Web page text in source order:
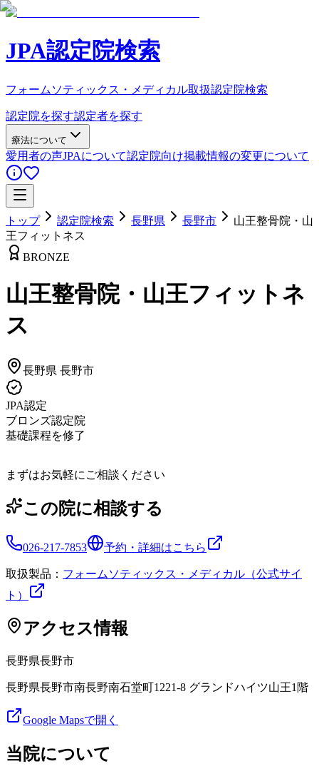
JPA認定院検索
フォームソティックス・メディカル取扱認定院検索
認定院を探す認定者を探す
療法について
愛用者の声JPAについて認定院向け掲載情報の変更について
トップ 認定院検索 長野県 長野市
山王整骨院・山
王フィットネス
BRONZE
山王整骨院・山王フィットネ
ス
長野県 長野市
JPA認定
ブロンズ認定院
基礎課程を修了
まずはお気軽にご相談ください
この院に相談する
026-217-7853 予約・詳細はこちら
取扱製品： フォームソティックス・メディカル（公式サイ
ト）
アクセス情報
長野県長野市
長野県長野市南長野南石堂町1221-8 グランドハイツ山王1階
Google Mapsで開く
当院について